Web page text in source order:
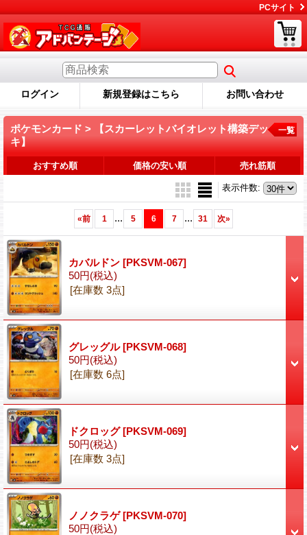
PCサイト
ログイン 新規登録はこちら お問い合わせ
ポケモンカード > 【スカーレットバイオレット構築デッ
キ】
一覧
おすすめ順 価格の安い順 売れ筋順
表示件数:
«前 1 ... 5 6 7 ... 31 次»
カバルドン [PKSVM-067]
50円(税込)
[在庫数 3点]
グレッグル[PKSVM-068]
50円(税込)
[在庫数 6点]
ドクロッグ[PKSVM-069]
50円(税込)
[在庫数 3点]
ノノクラゲ[PKSVM-070]
50円(税込)